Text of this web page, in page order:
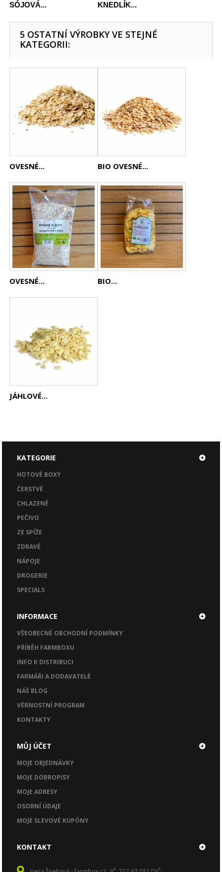
SÓJOVÁ... KNEDLÍK...
5 OSTATNÍ VÝROBKY VE STEJNÉ
KATEGORII:
OVESNÉ... BIO OVESNÉ...
OVESNÉ... BIO...
JÁHLOVÉ...
KATEGORIE
HOTOVÉ BOXY
ČERSTVÉ
CHLAZENÉ
PEČIVO
ZE SPÍŽE
ZDRAVÉ
NÁPOJE
DROGERIE
SPECIALS
INFORMACE
VŠEOBECNÉ OBCHODNÍ PODMÍNKY
PŘÍBĚH FARMBOXU
INFO K DISTRIBUCI
FARMÁŘI A DODAVATELÉ
NÁŠ BLOG
VĚRNOSTNÍ PROGRAM
KONTAKTY
MŮJ ÚČET
MOJE OBJEDNÁVKY
MOJE DOBROPISY
MOJE ADRESY
OSOBNÍ ÚDAJE
MOJE SLEVOVÉ KUPÓNY
KONTAKT